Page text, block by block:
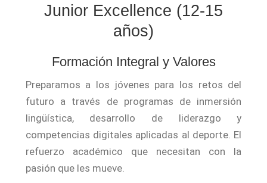
Junior Excellence (12-15
años)
Formación Integral y Valores
Preparamos a los jóvenes para los retos del
futuro a través de programas de inmersión
lingüística, desarrollo de liderazgo y
competencias digitales aplicadas al deporte. El
refuerzo académico que necesitan con la
pasión que les mueve.